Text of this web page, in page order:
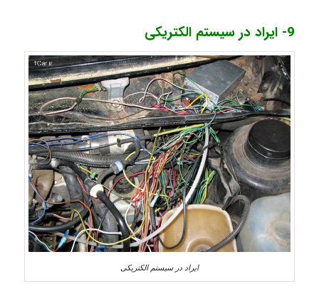
9- ایراد در سیستم الکتریکی
ایراد در سیستم الکتریکی